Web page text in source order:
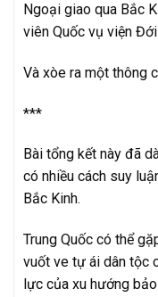
Ngoại giao qua Bắc
viên Quốc vụ viện Đới
Và xòe ra một thông
***
Bài tổng kết này đã
có nhiều cách suy
Bắc Kinh.
Trung Quốc có thể
vuốt ve tự ái dân tộc
lực của xu hướng